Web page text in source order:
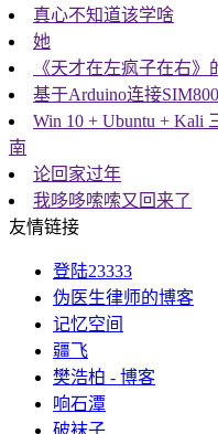
真心不知道该学啥
她
《天才在左疯子在右
基于Arduino连接
Win 10 + Ubuntu + Kali
南
论回家过年
我哆哆嗦嗦又回来了
友情链接
登陆23333
伪医生律师的博客
记忆空间
疆飞
樊浩柏 - 博客
响石潭
破袜子